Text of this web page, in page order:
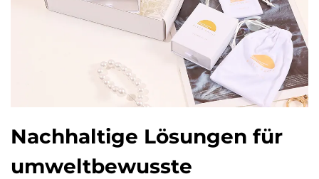
Nachhaltige Lösungen für
umweltbewusste